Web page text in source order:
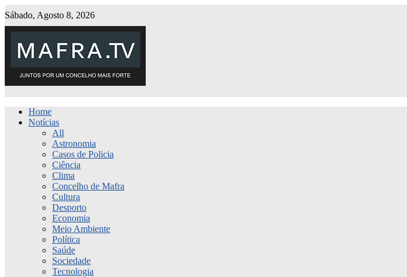
Sábado, Agosto 8, 2026
Home
Notícias
All
Astronomia
Casos de Policia
Ciência
Clima
Concelho de Mafra
Cultura
Desporto
Economia
Meio Ambiente
Política
Saúde
Sociedade
Tecnologia